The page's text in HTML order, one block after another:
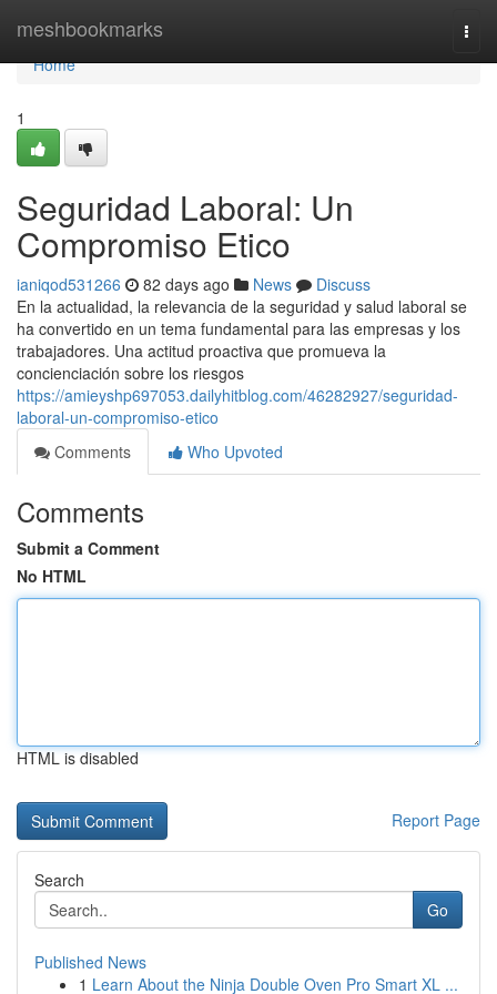
meshbookmarks
Home
Home
1
Seguridad Laboral: Un
Compromiso Etico
ianiqod531266 82 days ago News
Discuss
En la actualidad, la relevancia de la seguridad y salud laboral se
ha convertido en un tema fundamental para las empresas y los
trabajadores. Una actitud proactiva que promueva la
concienciación sobre los riesgos
https://amieyshp697053.dailyhitblog.com/46282927/seguridad-
laboral-un-compromiso-etico
Comments
Who Upvoted
Comments
Submit a Comment
No HTML
HTML is disabled
Report Page
Search
Go
Published News
1 Learn About the Ninja Double Oven Pro Smart XL ...